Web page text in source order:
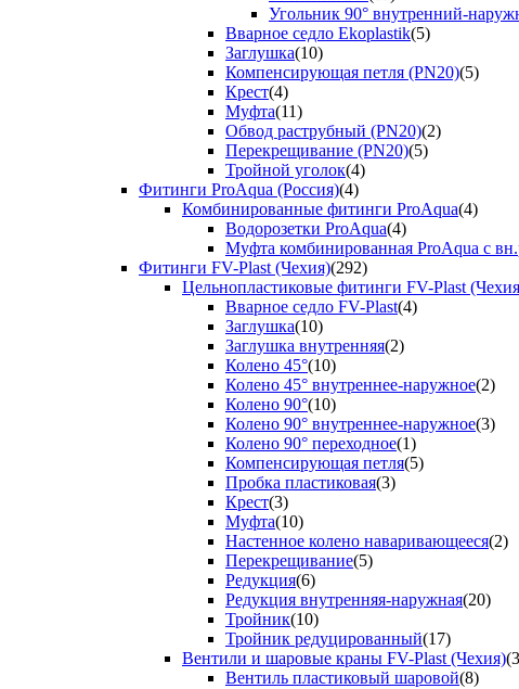
Угольник 90° внутренний-
Вварное седло Ekoplastik(5)
Заглушка(10)
Компенсирующая петля (PN20)(5)
Крест(4)
Муфта(11)
Обвод раструбный (PN20)(2)
Перекрещивание (PN20)(5)
Тройной уголок(4)
Фитинги ProAqua (Россия)(4)
Комбинированные фитинги ProAqua(4)
Водорозетки ProAqua(4)
Муфта комбинированная ProAqua с
Фитинги FV-Plast (Чехия)(292)
Цельнопластиковые фитинги FV-Plast
Вварное седло FV-Plast(4)
Заглушка(10)
Заглушка внутренняя(2)
Колено 45°(10)
Колено 45° внутреннее-наружное(2)
Колено 90°(10)
Колено 90° внутреннее-наружное(3)
Колено 90° переходное(1)
Компенсирующая петля(5)
Пробка пластиковая(3)
Крест(3)
Муфта(10)
Настенное колено наваривающееся(2)
Перекрещивание(5)
Редукция(6)
Редукция внутренняя-наружная(20)
Тройник(10)
Тройник редуцированный(17)
Вентили и шаровые краны FV-Plast (Чехия)
Вентиль пластиковый шаровой(8)